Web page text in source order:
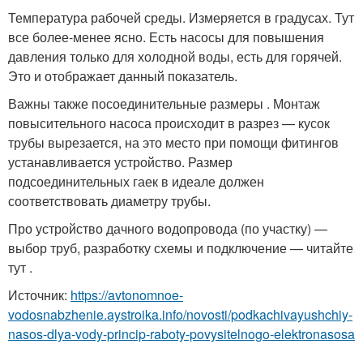
Температура рабочей среды. Измеряется в градусах. Тут
все более-менее ясно. Есть насосы для повышения
давления только для холодной воды, есть для горячей.
Это и отображает данный показатель.
Важны также посоединительные размеры . Монтаж
повысительного насоса происходит в разрез — кусок
трубы вырезается, на это место при помощи фитингов
устанавливается устройство. Размер
подсоединительных гаек в идеале должен
соответствовать диаметру трубы.
Про устройство дачного водопровода (по участку) —
выбор труб, разработку схемы и подключение — читайте
тут .
Источник: https://avtonomnoe-
vodosnabzhenie.aystroika.info/novosti/podkachivayushchiy-
nasos-dlya-vody-princip-raboty-povysitelnogo-elektronasosa